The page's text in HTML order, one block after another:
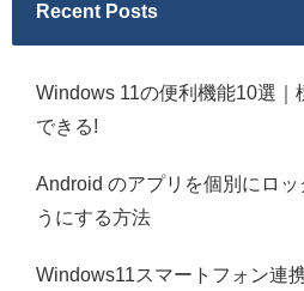
Recent Posts
Windows 11の便利機能10選｜
できる!
Android のアプリを個別にロ
うにする方法
Windows11スマートフォン連